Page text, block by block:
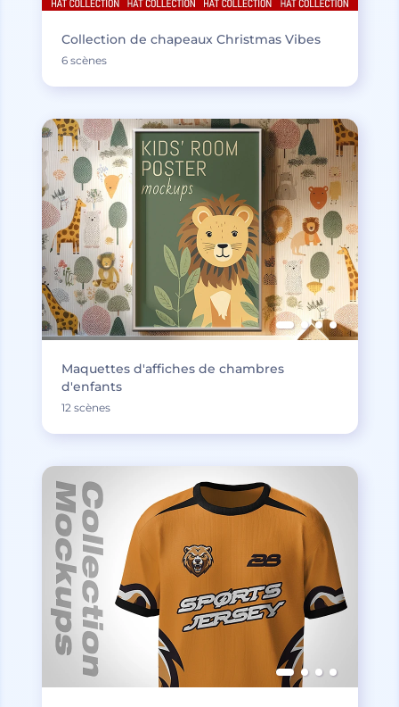
Collection de chapeaux Christmas Vibes
6 scènes
Maquettes d'affiches de chambres
d'enfants
12 scènes